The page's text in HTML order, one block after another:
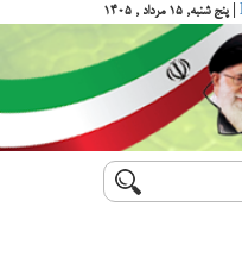
| پنج شنبه, ۱۵ مرداد , ۱۴۰۵